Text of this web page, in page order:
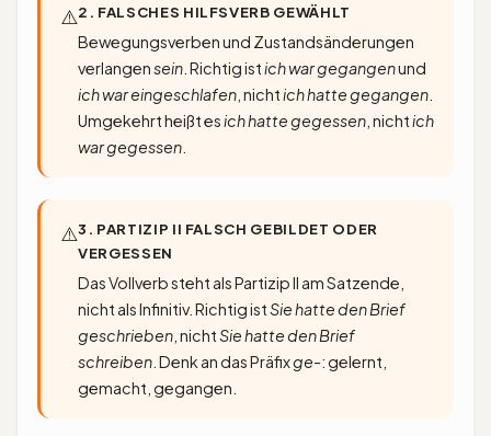
⚠️2. FALSCHES HILFSVERB GEWÄHLT
Bewegungsverben und Zustandsänderungen
verlangensein . Richtig istich war gegangenund
ich war eingeschlafen , nichtich hatte gegangen
Umgekehrt heißt esich hatte gegessen , nichtich
war gegessen
⚠️3. PARTIZIP II FALSCH GEBILDET ODER
VERGESSEN
Das Vollverb steht als Partizip II am Satzende,
nicht als Infinitiv. Richtig istSie hatte den Brief
geschrieben , nichtSie hatte den Brief
schreiben . Denk an das Präfixge-: gelernt,
gemacht, gegangen.